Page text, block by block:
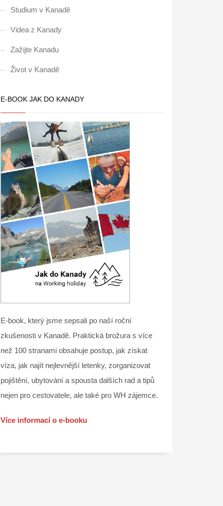
Studium v Kanadě
Videa z Kanady
Zažijte Kanadu
Život v Kanadě
E-BOOK JAK DO KANADY
E-book, který jsme sepsali po naší roční
zkušenosti v Kanadě. Praktická brožura s více
než 100 stranami obsahuje postup, jak získat
víza, jak najít nejlevnější letenky, zorganizovat
pojištění, ubytování a spousta dalších rad a tipů
nejen pro cestovatele, ale také pro WH zájemce.
Více informací o e-booku